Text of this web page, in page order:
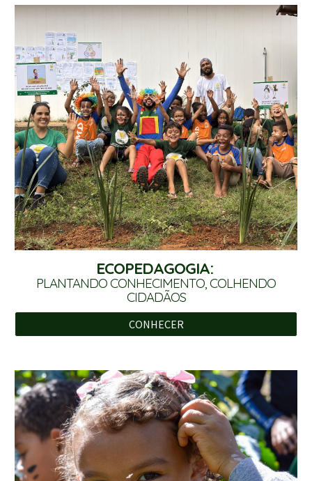
ECOPEDAGOGIA:
PLANTANDO CONHECIMENTO, COLHENDO
CIDADÃOS
CONHECER